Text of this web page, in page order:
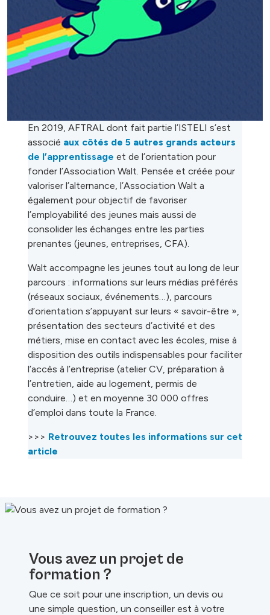
En 2019, AFTRAL dont fait partie l’ISTELI s’est
associé aux côtés de 5 autres grands acteurs
de l’apprentissage et de l’orientation pour
fonder l’Association Walt. Pensée et créée pour
valoriser l’alternance, l’Association Walt a
également pour objectif de favoriser
l’employabilité des jeunes mais aussi de
consolider les échanges entre les parties
prenantes (jeunes, entreprises, CFA).
Walt accompagne les jeunes tout au long de leur
parcours : informations sur leurs médias préférés
(réseaux sociaux, événements…), parcours
d’orientation s’appuyant sur leurs « savoir-être »,
présentation des secteurs d’activité et des
métiers, mise en contact avec les écoles, mise à
disposition des outils indispensables pour faciliter
l’accès à l’entreprise (atelier CV, préparation à
l’entretien, aide au logement, permis de
conduire…) et en moyenne 30 000 offres
d’emploi dans toute la France.
>>> Retrouvez toutes les informations sur cet
article
Vous avez un projet de
formation ?
Que ce soit pour une inscription, un devis ou
une simple question, un conseiller est à votre